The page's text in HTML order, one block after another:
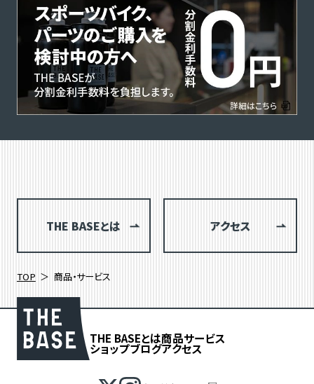
THE BASEとは アクセス
TOP 商品・サービス
THE BASEとは商品サービス
ショップブログアクセス